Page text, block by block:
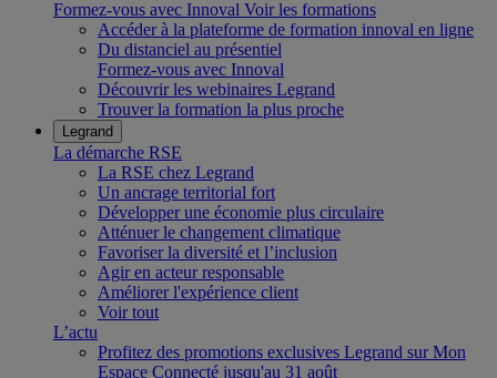
Formez-vous avec Innoval Voir les formations
Accéder à la plateforme de formation innoval en ligne
Du distanciel au présentiel
Formez-vous avec Innoval
Découvrir les webinaires Legrand
Trouver la formation la plus proche
Legrand
La démarche RSE
La RSE chez Legrand
Un ancrage territorial fort
Développer une économie plus circulaire
Atténuer le changement climatique
Favoriser la diversité et l’inclusion
Agir en acteur responsable
Améliorer l'expérience client
Voir tout
L’actu
Profitez des promotions exclusives Legrand sur Mon
Espace Connecté jusqu'au 31 août